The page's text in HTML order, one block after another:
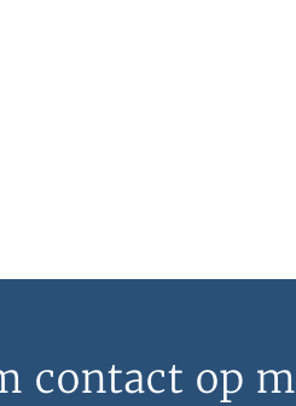
contact op